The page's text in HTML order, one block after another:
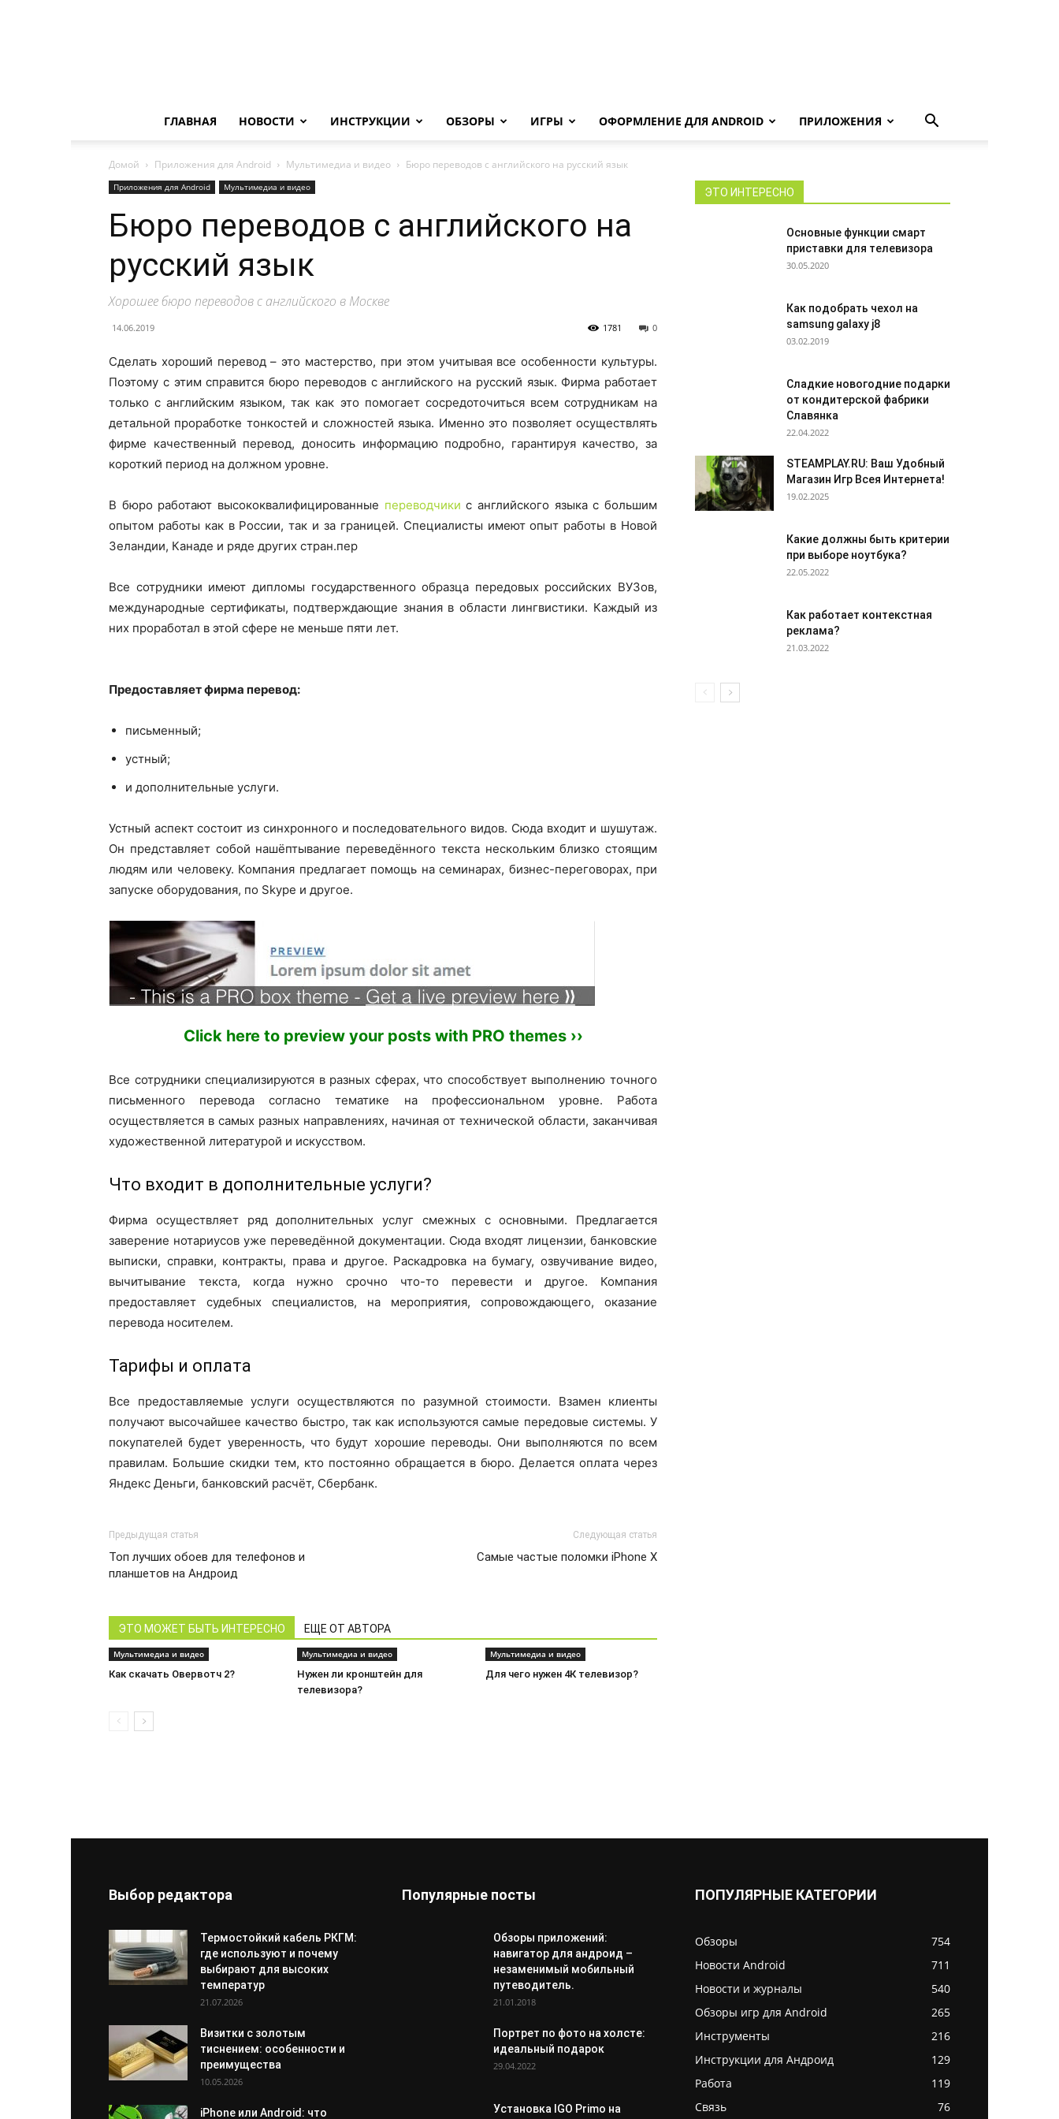
ГЛАВНАЯ НОВОСТИ ИНСТРУКЦИИ ОБЗОРЫ ИГРЫ ОФОРМЛЕНИЕ ДЛЯ ANDROID ПРИЛОЖЕНИЯ
Домой Приложения для Android Мультимедиа и видео Бюро переводов с английского на русский язык
Приложения для Android Мультимедиа и видео
Бюро переводов с английского на
русский язык
Хорошее бюро переводов с английского в Москве
14.06.2019 0
1781
Сделать хороший перевод – это мастерство, при этом учитывая все особенности культуры.
Поэтому с этим справится бюро переводов с английского на русский язык. Фирма работает
только с английским языком, так как это помогает сосредоточиться всем сотрудникам на
детальной проработке тонкостей и сложностей языка. Именно это позволяет осуществлять
фирме качественный перевод, доносить информацию подробно, гарантируя качество, за
короткий период на должном уровне.
В бюро работают высококвалифицированные переводчики с английского языка с большим
опытом работы как в России, так и за границей. Специалисты имеют опыт работы в Новой
Зеландии, Канаде и ряде других стран.пер
Все сотрудники имеют дипломы государственного образца передовых российских ВУЗов,
международные сертификаты, подтверждающие знания в области лингвистики. Каждый из
них проработал в этой сфере не меньше пяти лет.
Предоставляет фирма перевод:
письменный;
устный;
и дополнительные услуги.
Устный аспект состоит из синхронного и последовательного видов. Сюда входит и шушутаж.
Он представляет собой нашёптывание переведённого текста нескольким близко стоящим
людям или человеку. Компания предлагает помощь на семинарах, бизнес-переговорах, при
запуске оборудования, по Skype и другое.
Click here to preview your posts with PRO themes ››
Все сотрудники специализируются в разных сферах, что способствует выполнению точного
письменного перевода согласно тематике на профессиональном уровне. Работа
осуществляется в самых разных направлениях, начиная от технической области, заканчивая
художественной литературой и искусством.
Что входит в дополнительные услуги?
Фирма осуществляет ряд дополнительных услуг смежных с основными. Предлагается
заверение нотариусов уже переведённой документации. Сюда входят лицензии, банковские
выписки, справки, контракты, права и другое. Раскадровка на бумагу, озвучивание видео,
вычитывание текста, когда нужно срочно что-то перевести и другое. Компания
предоставляет судебных специалистов, на мероприятия, сопровождающего, оказание
перевода носителем.
Тарифы и оплата
Все предоставляемые услуги осуществляются по разумной стоимости. Взамен клиенты
получают высочайшее качество быстро, так как используются самые передовые системы. У
покупателей будет уверенность, что будут хорошие переводы. Они выполняются по всем
правилам. Большие скидки тем, кто постоянно обращается в бюро. Делается оплата через
Яндекс Деньги, банковский расчёт, Сбербанк.
Предыдущая статья
Топ лучших обоев для телефонов и
планшетов на Андроид
Следующая статья
Самые частые поломки iPhone X
ЭТО МОЖЕТ БЫТЬ ИНТЕРЕСНО ЕЩЕ ОТ АВТОРА
Мультимедиа и видео
Как скачать Овервотч 2?
Мультимедиа и видео
Нужен ли кронштейн для
телевизора?
Мультимедиа и видео
Для чего нужен 4К телевизор?
ЭТО ИНТЕРЕСНО
Основные функции смарт
приставки для телевизора
30.05.2020
Как подобрать чехол на
samsung galaxy j8
03.02.2019
Сладкие новогодние подарки
от кондитерской фабрики
Славянка
22.04.2022
STEAMPLAY.RU: Ваш Удобный
Магазин Игр Всея Интернета!
19.02.2025
Какие должны быть критерии
при выборе ноутбука?
22.05.2022
Как работает контекстная
реклама?
21.03.2022
Выбор редактора
Термостойкий кабель РКГМ:
где используют и почему
выбирают для высоких
температур
21.07.2026
Визитки с золотым
тиснением: особенности и
преимущества
10.05.2026
iPhone или Android: что
Популярные посты
Обзоры приложений:
навигатор для андроид –
незаменимый мобильный
путеводитель.
21.01.2018
Портрет по фото на холсте:
идеальный подарок
29.04.2022
Установка IGO Primo на
ПОПУЛЯРНЫЕ КАТЕГОРИИ
Обзоры
754
Новости Android
711
Новости и журналы
540
Обзоры игр для Android
265
Инструменты
216
Инструкции для Андроид
129
Работа
119
Связь
76